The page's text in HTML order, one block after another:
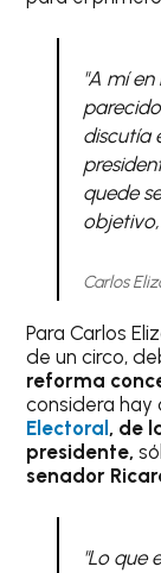
"A mí
discutía
quede
Carlos
Para Carlos
de un circo,
reforma
considera
Electoral, de
presidente,
senador
"Lo que